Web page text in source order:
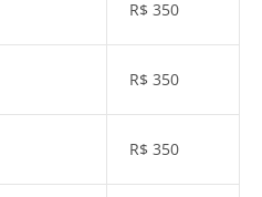
R$ 350
R$ 350
R$ 350